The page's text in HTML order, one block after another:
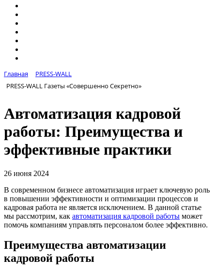
Главная
PRESS-WALL
PRESS-WALL Газеты «Совершенно Секретно»
Автоматизация кадровой
работы: Преимущества и
эффективные практики
26 июня 2024
В современном бизнесе автоматизация играет ключевую роль
в повышении эффективности и оптимизации процессов и
кадровая работа не является исключением. В данной статье
мы рассмотрим, как автоматизация кадровой работы может
помочь компаниям управлять персоналом более эффективно.
Преимущества автоматизации
кадровой работы